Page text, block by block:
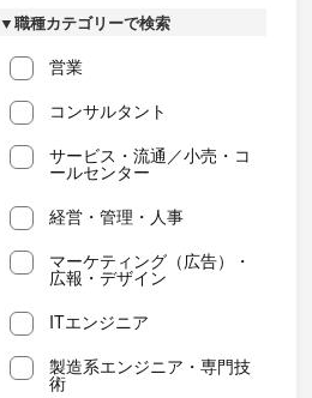
▼職種カテゴリーで検索
営業
コンサルタント
サービス・流通／小売・コ
ールセンター
経営・管理・人事
マーケティング（広告）・
広報・デザイン
ITエンジニア
製造系エンジニア・専門技
術